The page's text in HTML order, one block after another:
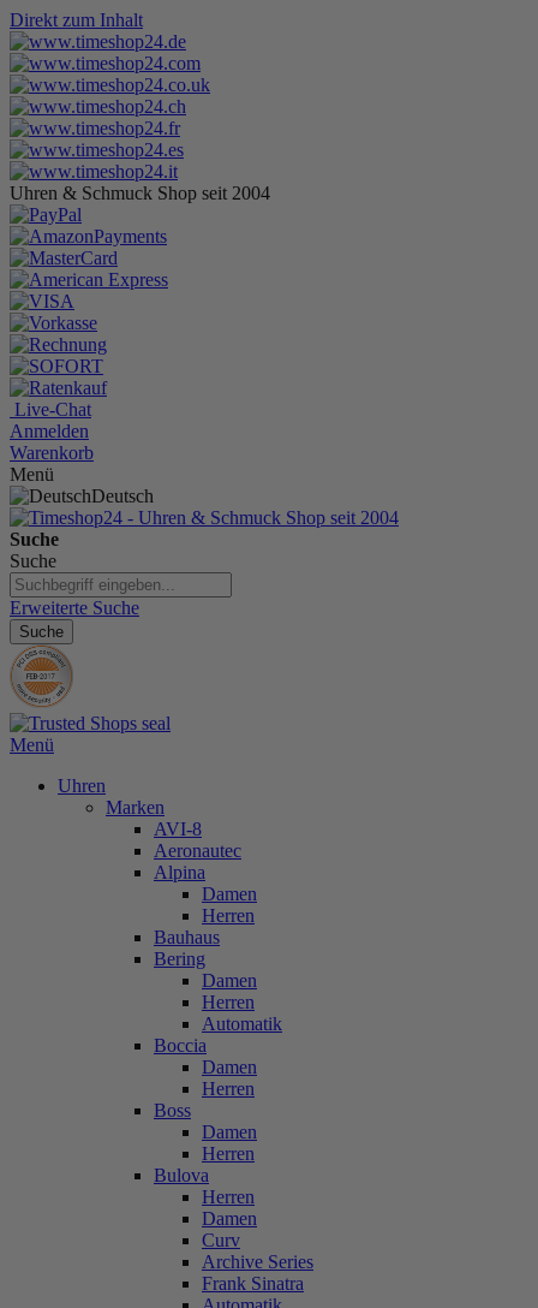
Direkt zum Inhalt
Uhren & Schmuck Shop seit 2004
Live-Chat
Anmelden
Warenkorb
Menü
Deutsch
Suche
Suche
Erweiterte Suche
Suche
Menü
Uhren
Marken
AVI-8
Aeronautec
Alpina
Damen
Herren
Bauhaus
Bering
Damen
Herren
Automatik
Boccia
Damen
Herren
Boss
Damen
Herren
Bulova
Herren
Damen
Curv
Archive Series
Frank Sinatra